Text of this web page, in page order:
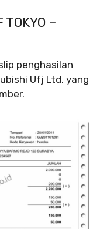
TOKYO –
penghasilan
Ufj Ltd. yang